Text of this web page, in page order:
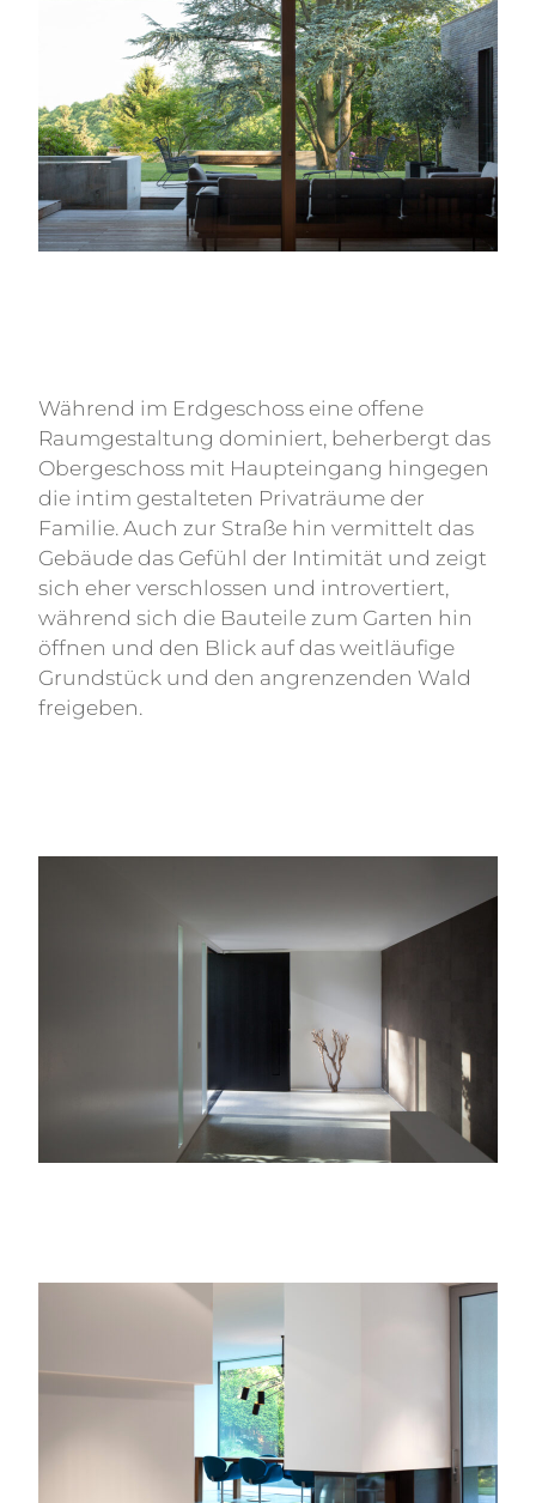
Während im Erdgeschoss eine offene
Raumgestaltung dominiert, beherbergt das
Obergeschoss mit Haupteingang hingegen
die intim gestalteten Privaträume der
Familie. Auch zur Straße hin vermittelt das
Gebäude das Gefühl der Intimität und zeigt
sich eher verschlossen und introvertiert,
während sich die Bauteile zum Garten hin
öffnen und den Blick auf das weitläufige
Grundstück und den angrenzenden Wald
freigeben.